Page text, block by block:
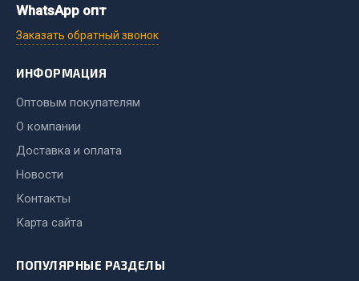
Весь раздел
Запчасти Урал
Мост задний
Система питания
Система выпуска газа
Система охлаждения
Сцепление
Показать ещё
WhatsApp опт
Заказать обратный звонок
ИНФОРМАЦИЯ
Оптовым покупателям
О компании
Доставка и оплата
Новости
Контакты
Карта сайта
ПОПУЛЯРНЫЕ РАЗДЕЛЫ